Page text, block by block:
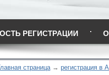
РЕГИСТРАЦИИ
страница регистрация в